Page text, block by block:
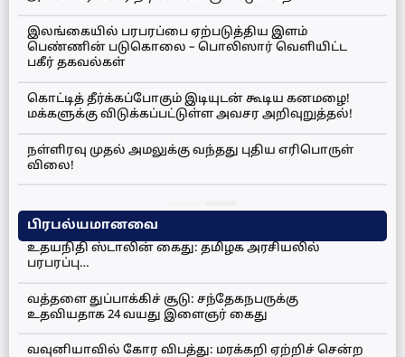
இலங்கையில் பரபரப்பை ஏற்படுத்திய இளம்
பெண்ணின் படுகொலை – பொலிஸார் வெளியிட்ட
பகீர் தகவல்கள்
கொட்டித் தீர்க்கப்போகும் இடியுடன் கூடிய கனமழை!
மக்களுக்கு விடுக்கப்பட்டுள்ள அவசர அறிவுறுத்தல்!
நள்ளிரவு முதல் அமலுக்கு வந்தது புதிய எரிபொருள்
விலை!
பிரபல்யமானவை
உதயநிதி ஸ்டாலின் கைது: தமிழக அரசியலில்
பரபரப்பு…
வத்தளை துப்பாக்கிச் சூடு: சந்தேகநபருக்கு
உதவியதாக 24 வயது இளைஞர் கைது
வவுனியாவில் கோர விபத்து: மரக்கறி ஏற்றிச் சென்ற